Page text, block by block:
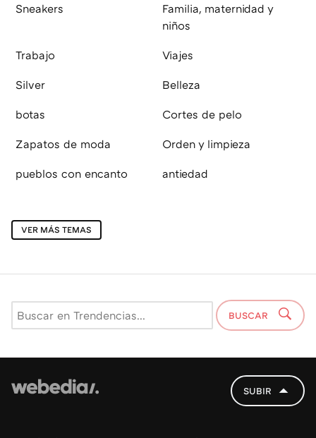
Sneakers
Familia, maternidad y
niños
Trabajo Viajes
Silver Belleza
botas Cortes de pelo
Zapatos de moda Orden y limpieza
pueblos con encanto antiedad
VER MÁS TEMAS
BUSCAR
SUBIR